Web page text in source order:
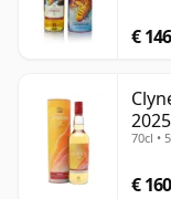
€ 146
2025
70cl •
€ 160